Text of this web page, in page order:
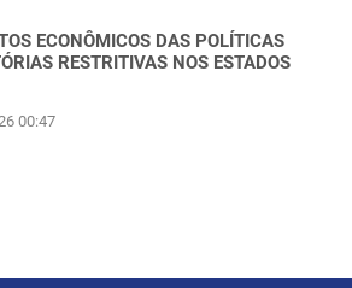
ECONÔMICOS DAS POLÍTICAS
RESTRITIVAS NOS ESTADOS
00:47